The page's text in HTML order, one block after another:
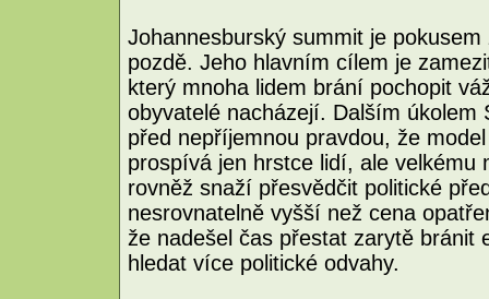
Johannesburský summit je
pozdě. Jeho hlavním cílem je
který mnoha lidem brání pochopit
obyvatelé nacházejí. Dalším
před nepříjemnou pravdou, že
prospívá jen hrstce lidí, ale
rovněž snaží přesvědčit politické
nesrovnatelně vyšší než cena
že nadešel čas přestat zarytě bránit
hledat více politické odvahy.